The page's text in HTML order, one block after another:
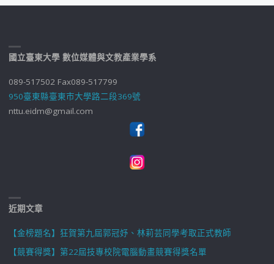
國立臺東大學 數位媒體與文教產業學系
089-517502 Fax089-517799
950臺東縣臺東市大學路二段369號
nttu.eidm@gmail.com
近期文章
【金榜題名】狂賀第九屆郭冠妤、林莉芸同學考取正式教師
【競賽得獎】第22屆技專校院電腦動畫競賽得獎名單